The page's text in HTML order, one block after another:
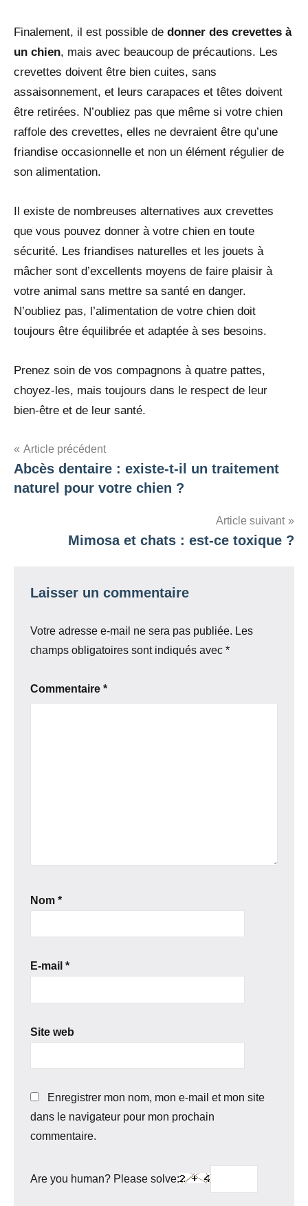
Finalement, il est possible de donner des crevettes à
un chien, mais avec beaucoup de précautions. Les
crevettes doivent être bien cuites, sans
assaisonnement, et leurs carapaces et têtes doivent
être retirées. N’oubliez pas que même si votre chien
raffole des crevettes, elles ne devraient être qu’une
friandise occasionnelle et non un élément régulier de
son alimentation.
Il existe de nombreuses alternatives aux crevettes
que vous pouvez donner à votre chien en toute
sécurité. Les friandises naturelles et les jouets à
mâcher sont d’excellents moyens de faire plaisir à
votre animal sans mettre sa santé en danger.
N’oubliez pas, l’alimentation de votre chien doit
toujours être équilibrée et adaptée à ses besoins.
Prenez soin de vos compagnons à quatre pattes,
choyez-les, mais toujours dans le respect de leur
bien-être et de leur santé.
Navigation
de
Article précédent
Abcès dentaire : existe-t-il un traitement
naturel pour votre chien ?
Article suivant
Mimosa et chats : est-ce toxique ?
Laisser un commentaire
Votre adresse e-mail ne sera pas publiée. Les
champs obligatoires sont indiqués avec *
Commentaire *
Nom *
E-mail *
Site web
Enregistrer mon nom, mon e-mail et mon site
dans le navigateur pour mon prochain
commentaire.
Are you human? Please solve: